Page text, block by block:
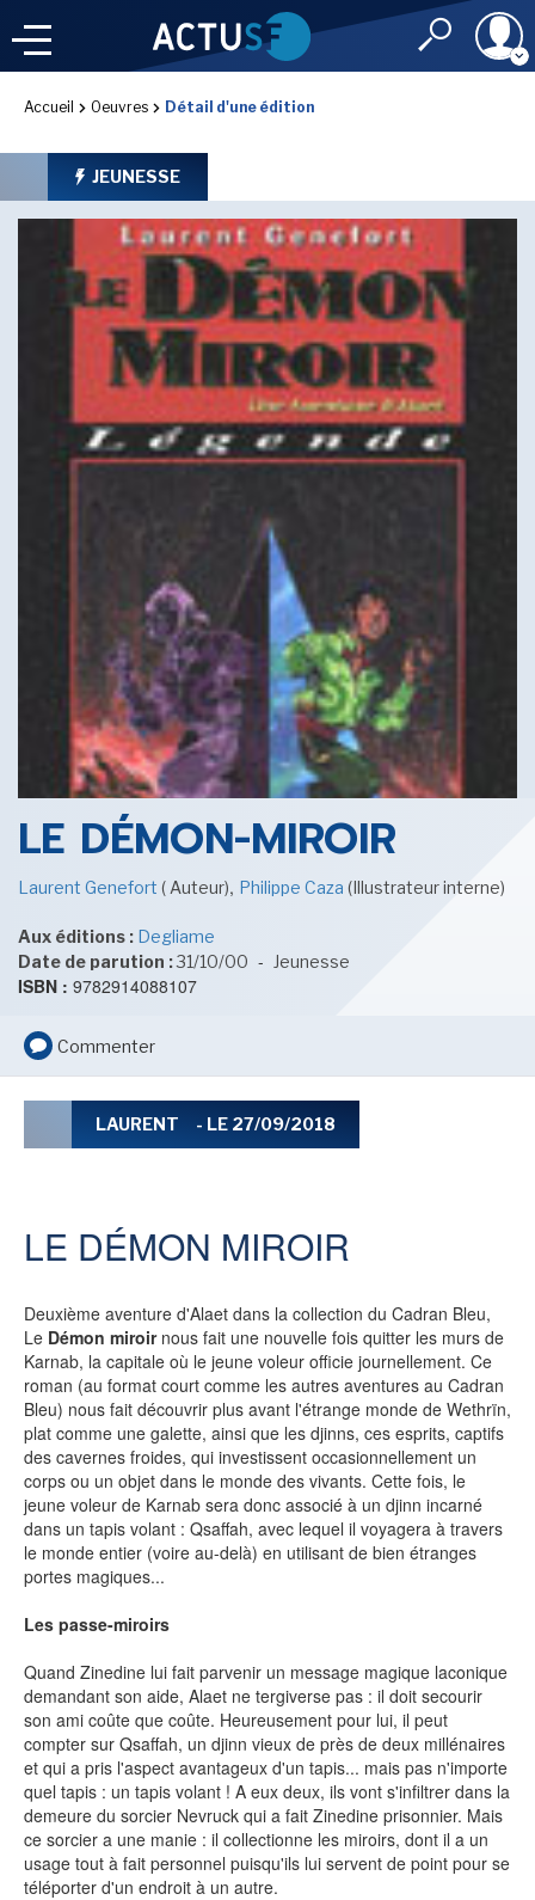
Mot de passe
Rester
CONNEXION
J'ai oublié mon
Toujours pas
RUBRIQUES
LES UTOPIALES 2025
IMAGINALES 2026
SENSE OF WONDER
CINÉMA ET SÉRIES
LES ACTUALITÉS DE J.R.R. TOLKIEN
LE MOT DES ÉDITIONS ACTUSF
BD JEUNESSE
LIVRE FILM
ÉVÉNEMENTS
CONVENTION
SPECTACLE
DÉBAT
Accueil Oeuvres Détail d'une édition
JEUNESSE
LE DÉMON-MIROIR
Laurent Genefort ( Auteur), Philippe Caza (Illustrateur interne)
Aux éditions : Degliame
Date de parution :31/10/00 - Jeunesse
ISBN : 9782914088107
Commenter
LAURENT - LE 27/09/2018
LE DÉMON MIROIR
Deuxième aventure d'Alaet dans la collection du Cadran Bleu,
Le Démon miroirnous fait une nouvelle fois quitter les murs de
Karnab, la capitale où le jeune voleur officie journellement. Ce
roman (au format court comme les autres aventures au Cadran
Bleu) nous fait découvrir plus avant l'étrange monde de Wethrïn,
plat comme une galette, ainsi que les djinns, ces esprits, captifs
des cavernes froides, qui investissent occasionnellement un
corps ou un objet dans le monde des vivants. Cette fois, le
jeune voleur de Karnab sera donc associé à un djinn incarné
dans un tapis volant : Qsaffah, avec lequel il voyagera à travers
le monde entier (voire au-delà) en utilisant de bien étranges
portes magiques...
Les passe-miroirs
Quand Zinedine lui fait parvenir un message magique laconique
demandant son aide, Alaet ne tergiverse pas : il doit secourir
son ami coûte que coûte. Heureusement pour lui, il peut
compter sur Qsaffah, un djinn vieux de près de deux millénaires
et qui a pris l'aspect avantageux d'un tapis... mais pas n'importe
quel tapis : un tapis volant ! A eux deux, ils vont s'infiltrer dans la
demeure du sorcier Nevruck qui a fait Zinedine prisonnier. Mais
ce sorcier a une manie : il collectionne les miroirs, dont il a un
usage tout à fait personnel puisqu'ils lui servent de point pour se
téléporter d'un endroit à un autre.